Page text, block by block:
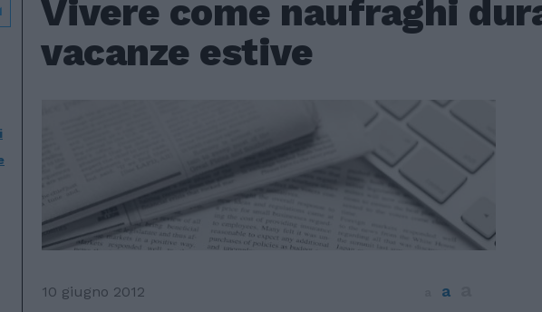
Vivere come naufraghi
vacanze estive
10 giugno 2012 a